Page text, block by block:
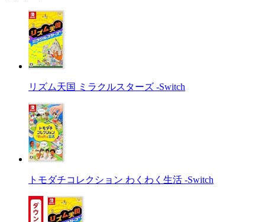
リズム天国 ミラクルスターズ -Switch
トモダチコレクション わくわく生活 -Switch